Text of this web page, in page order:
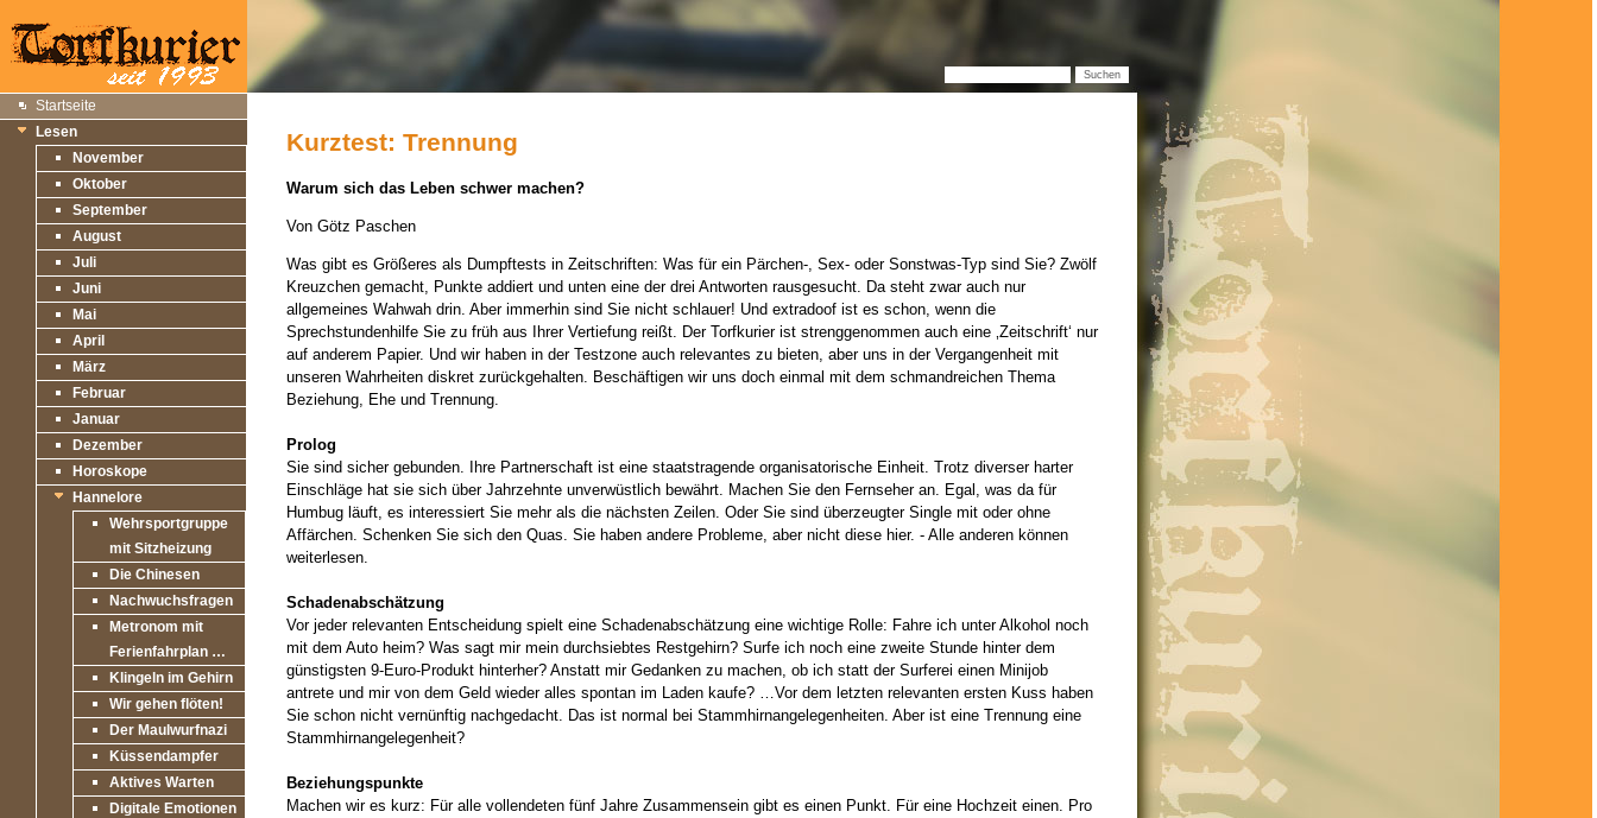
Startseite
Lesen
November
Oktober
September
August
Juli
Juni
Mai
April
März
Februar
Januar
Dezember
Horoskope
Hannelore
Wehrsportgruppe
mit Sitzheizung
Die Chinesen
Nachwuchsfragen
Metronom mit
Ferienfahrplan …
Klingeln im Gehirn
Wir gehen flöten!
Der Maulwurfnazi
Küssendampfer
Aktives Warten
Digitale Emotionen
Kurztest: Trennung
Warum sich das Leben schwer machen?
Von Götz Paschen
Was gibt es Größeres als Dumpftests in Zeitschriften: Was für ein Pärchen-, Sex- oder Sonstwas-Typ sind Sie? Zwölf
Kreuzchen gemacht, Punkte addiert und unten eine der drei Antworten rausgesucht. Da steht zwar auch nur
allgemeines Wahwah drin. Aber immerhin sind Sie nicht schlauer! Und extradoof ist es schon, wenn die
Sprechstundenhilfe Sie zu früh aus Ihrer Vertiefung reißt. Der Torfkurier ist strenggenommen auch eine ‚Zeitschrift‘ nur
auf anderem Papier. Und wir haben in der Testzone auch relevantes zu bieten, aber uns in der Vergangenheit mit
unseren Wahrheiten diskret zurückgehalten. Beschäftigen wir uns doch einmal mit dem schmandreichen Thema
Beziehung, Ehe und Trennung.
Prolog
Sie sind sicher gebunden. Ihre Partnerschaft ist eine staatstragende organisatorische Einheit. Trotz diverser harter
Einschläge hat sie sich über Jahrzehnte unverwüstlich bewährt. Machen Sie den Fernseher an. Egal, was da für
Humbug läuft, es interessiert Sie mehr als die nächsten Zeilen. Oder Sie sind überzeugter Single mit oder ohne
Affärchen. Schenken Sie sich den Quas. Sie haben andere Probleme, aber nicht diese hier. - Alle anderen können
weiterlesen.
Schadenabschätzung
Vor jeder relevanten Entscheidung spielt eine Schadenabschätzung eine wichtige Rolle: Fahre ich unter Alkohol noch
mit dem Auto heim? Was sagt mir mein durchsiebtes Restgehirn? Surfe ich noch eine zweite Stunde hinter dem
günstigsten 9-Euro-Produkt hinterher? Anstatt mir Gedanken zu machen, ob ich statt der Surferei einen Minijob
antrete und mir von dem Geld wieder alles spontan im Laden kaufe? …Vor dem letzten relevanten ersten Kuss haben
Sie schon nicht vernünftig nachgedacht. Das ist normal bei Stammhirnangelegenheiten. Aber ist eine Trennung eine
Stammhirnangelegenheit?
Beziehungspunkte
Machen wir es kurz: Für alle vollendeten fünf Jahre Zusammensein gibt es einen Punkt. Für eine Hochzeit einen. Pro